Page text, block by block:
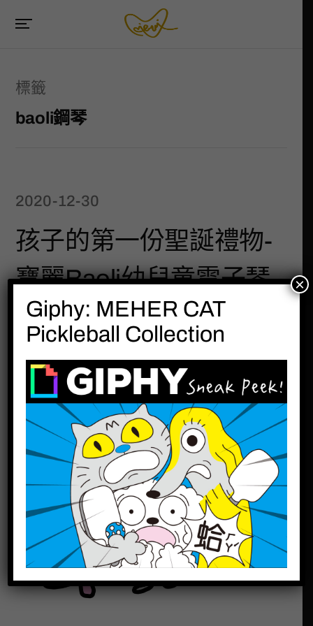
標籤
baoli鋼琴
2020-12-30
孩子的第一份聖誕禮物-
寶麗Baoli幼兒童電子琴
玩具!
Giphy: MEHER CAT
Pickleball Collection
×